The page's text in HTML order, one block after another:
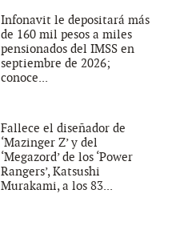
Infonavit le depositará más
de 160 mil pesos a miles
pensionados del IMSS en
septiembre de 2026;
conoce...
Fallece el diseñador de
‘Mazinger Z’ y del
‘Megazord’ de los ‘Power
Rangers’, Katsushi
Murakami, a los 83...